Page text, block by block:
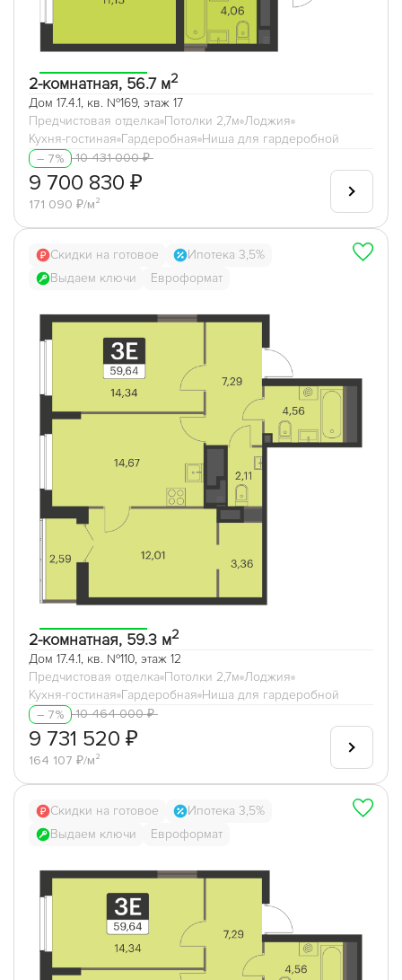
2-комнатная, 56.7 м2
Дом 17.4.1, кв. №169, этаж 17
Предчистовая отделка Потолки 2,7м Лоджия
Кухня-гостиная Гардеробная Ниша для гардеробной
– 7%
10 431 000 ₽
9 700 830 ₽
171 090 ₽/м²
Скидки на готовое
Ипотека 3,5%
Выдаем ключи
Евроформат
2-комнатная, 59.3 м2
Дом 17.4.1, кв. №110, этаж 12
Предчистовая отделка Потолки 2,7м Лоджия
Кухня-гостиная Гардеробная Ниша для гардеробной
– 7%
10 464 000 ₽
9 731 520 ₽
164 107 ₽/м²
Скидки на готовое
Ипотека 3,5%
Выдаем ключи
Евроформат